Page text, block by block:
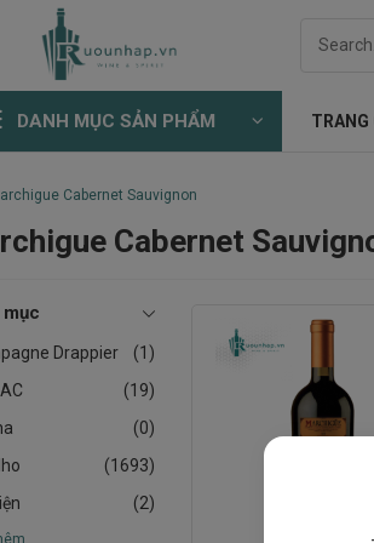
DANH MỤC SẢN PHẨM TRANG
Cabernet Sauvignon
Cabernet
mục
Drappier
(1)
(19)
(0)
(1693)
(2)